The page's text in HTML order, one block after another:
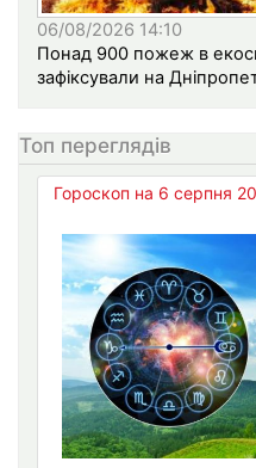
06/08/2026 14:10
Понад 900 пожеж в
зафіксували на
Топ переглядів
Гороскоп на 6 серпня